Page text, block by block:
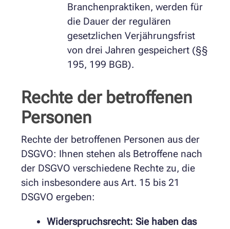
Branchenpraktiken, werden für
die Dauer der regulären
gesetzlichen Verjährungsfrist
von drei Jahren gespeichert (§§
195, 199 BGB).
Rechte der betroffenen
Personen
Rechte der betroffenen Personen aus der
DSGVO: Ihnen stehen als Betroffene nach
der DSGVO verschiedene Rechte zu, die
sich insbesondere aus Art. 15 bis 21
DSGVO ergeben:
Widerspruchsrecht: Sie haben das